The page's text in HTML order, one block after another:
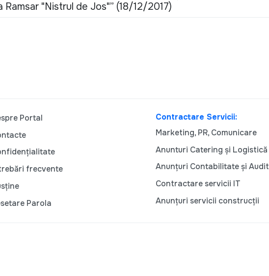
"Nistrul de Jos"” (18/12/2017)
Portal
frecvente
Parola
Contractare Servicii:
Marketing, PR, Comunicare
Anunturi Catering și Logistică
Anunțuri Contabilitate și Audit
Contractare servicii IT
Anunțuri servicii construcții